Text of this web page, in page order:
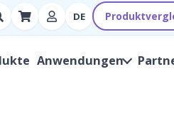
DE
Anwendungen